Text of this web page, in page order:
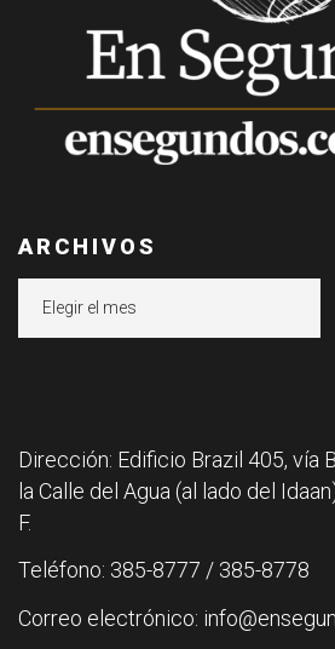
ARCHIVOS
Dirección: Edificio Brazil 405, vía
la Calle del Agua (al lado del
F.
Teléfono: 385-8777 / 385-8778
Correo electrónico: